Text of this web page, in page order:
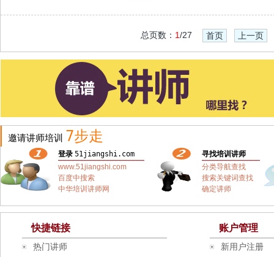
总页数： 1/27 首页 上一页
邀请讲师培训 7步走
登录 51jiangshi.com
www.51jiangshi.com
百度中搜索
中华培训讲师网
寻找培训讲师
分类导航查找
搜索关键词查找
确定讲师
快捷链接
热门讲师
账户管理
新用户注册